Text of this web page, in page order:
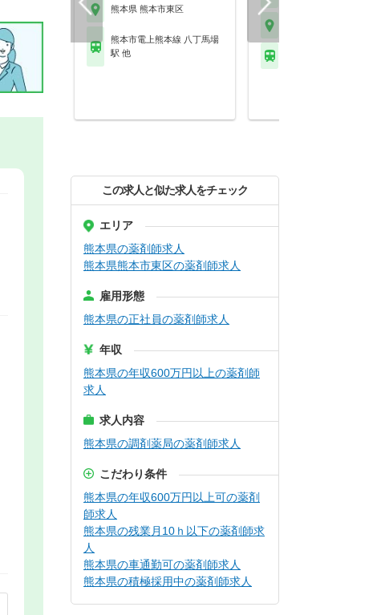
熊本県 熊本市東区
熊本市電上熊本線 八丁馬場
駅 他
この求人と似た求人をチェック
エリア
熊本県の薬剤師求人
熊本県熊本市東区の薬剤師求人
雇用形態
熊本県の正社員の薬剤師求人
年収
熊本県の年収600万円以上の薬剤師
求人
求人内容
熊本県の調剤薬局の薬剤師求人
こだわり条件
熊本県の年収600万円以上可の薬剤
師求人
熊本県の残業月10ｈ以下の薬剤師求
人
熊本県の車通勤可の薬剤師求人
熊本県の積極採用中の薬剤師求人